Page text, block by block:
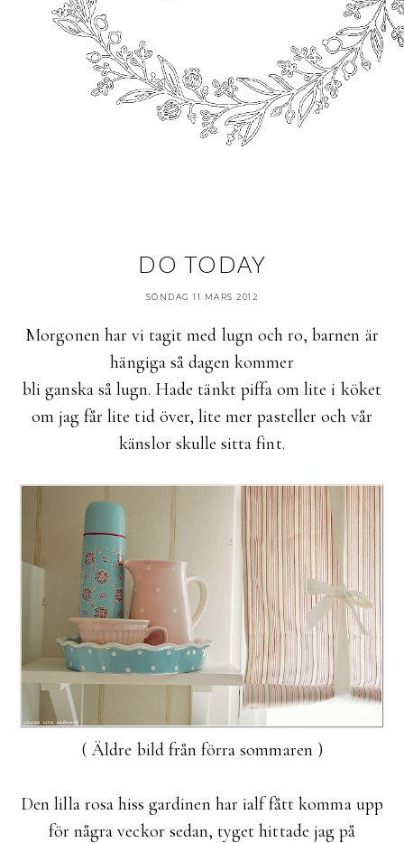
DO TODAY
SÖNDAG 11 MARS 2012
Morgonen har vi tagit med lugn och ro, barnen är
hängiga så dagen kommer
bli ganska så lugn. Hade tänkt piffa om lite i köket
om jag får lite tid över, lite mer pasteller och vår
känslor skulle sitta fint.
( Äldre bild från förra sommaren )
Den lilla rosa hiss gardinen har ialf fått komma upp
för några veckor sedan, tyget hittade jag på